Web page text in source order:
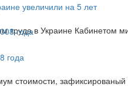
увеличили на 5 лет
труда в Украине Кабинетом
года
стоимости,